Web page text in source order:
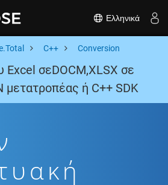
Ελληνικά
C++ Conversion
σεDOCM,XLSX σε
ή C++ SDK